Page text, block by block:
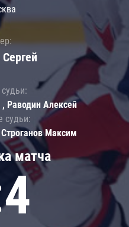
матча
Раводин Алексей
судьи:
Максим